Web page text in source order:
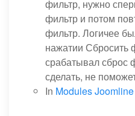
фильтр, нужно
фильтр и потом
фильтр. Логичее
нажатии Сбросить
срабатывал сброс
сделать, не
In Modules Joomline